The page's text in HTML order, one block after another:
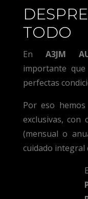
TODO
En A3JM
importante
perfectas
Por eso
exclusivas,
(mensual o
cuidado integral